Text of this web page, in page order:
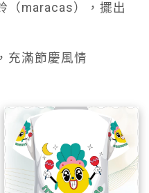
（maracas），擺出
充滿節慶風情